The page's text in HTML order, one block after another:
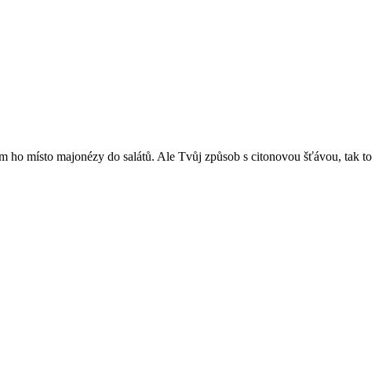
ho místo majonézy do salátů. Ale Tvůj způsob s citonovou šťávou, tak to